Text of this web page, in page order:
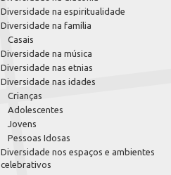
Diversidade na espiritualidade
Diversidade na família
Casais
Diversidade na música
Diversidade nas etnias
Diversidade nas idades
Crianças
Adolescentes
Jovens
Pessoas Idosas
Diversidade nos espaços e ambientes
celebrativos